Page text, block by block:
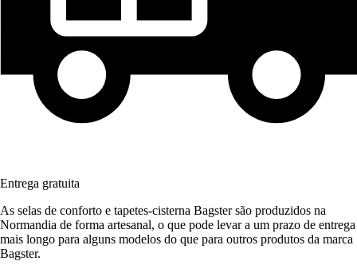
Entrega gratuita
As selas de conforto e tapetes-cisterna Bagster são produzidos na
Normandia de forma artesanal, o que pode levar a um prazo de entrega
mais longo para alguns modelos do que para outros produtos da marca
Bagster.